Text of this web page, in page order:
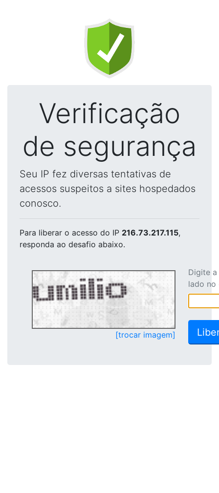
Verificação
de segurança
Seu IP fez diversas tentativas de
acessos suspeitos a sites hospedados
conosco.
Para liberar o acesso do IP 216.73.217.115,
responda ao desafio abaixo.
[trocar imagem]
Digite
lado no